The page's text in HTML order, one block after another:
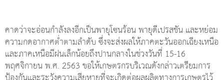
คาดว่าจะอ่อนกำลังลงอีกเป็นพายุโซนร้อน พายุดีเปรสชัน และหย่อม
ความกดอากาศต่ำตามลำดับ ซึ่งจะส่งผลให้ภาคตะวันออกเฉียงเหนือ
และภาคเหนือมีฝนเล็กน้อยถึงปานกลางในช่วงวันที่ 15-16
พฤศจิกายน พ.ศ. 2563 ขอให้เกษตรกรบริเวณดังกล่าวเตรียมการ